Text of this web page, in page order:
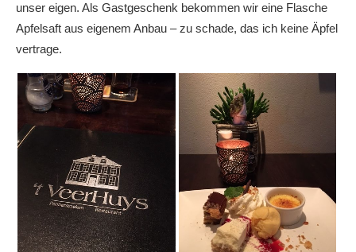
unser eigen. Als Gastgeschenk bekommen wir eine Flasche
Apfelsaft aus eigenem Anbau – zu schade, das ich keine Äpfel
vertrage.